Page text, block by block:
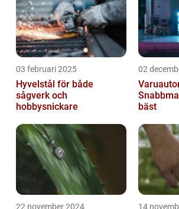
03 februari 2025
Hyvelstål för både
sågverk och
hobbysnickare
02
bäst
22 november 2024 14